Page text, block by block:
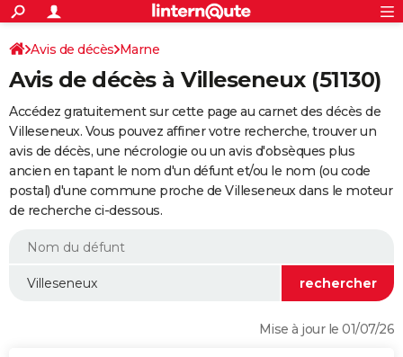
ACTUALITÉS
Politique
Société
Faits Divers
Education
Monde
Villes
+
SPORT
Coupe du monde 2026
Football
Tennis
Cyclisme
Rugby
Forum
Programme TV
TNT
Streaming
Cinéma
Sorties cinéma
Musique
+
FINANCE
Retraite
Impôts
Epargne
Immobilier
Risques naturels par ville
Banque
Assurance
Crédit
AUTO
Essais
Réserver un essai
Citadines
Berlines
SUV
Forum auto
+
HIGH-TECH
BRICOLAGE
WEEK-END
Avis de décès Marne
Avis de décès à Villeseneux (51130)
Accédez gratuitement sur cette page au carnet des décès de
Villeseneux. Vous pouvez affiner votre recherche, trouver un
avis de décès, une nécrologie ou un avis d'obsèques plus
ancien en tapant le nom d'un défunt et/ou le nom (ou code
postal) d'une commune proche de Villeseneux dans le moteur
de recherche ci-dessous.
Mise à jour le 01/07/26